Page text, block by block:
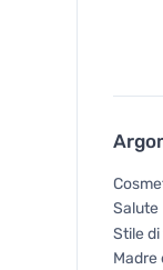
Salute
Stile
Madre